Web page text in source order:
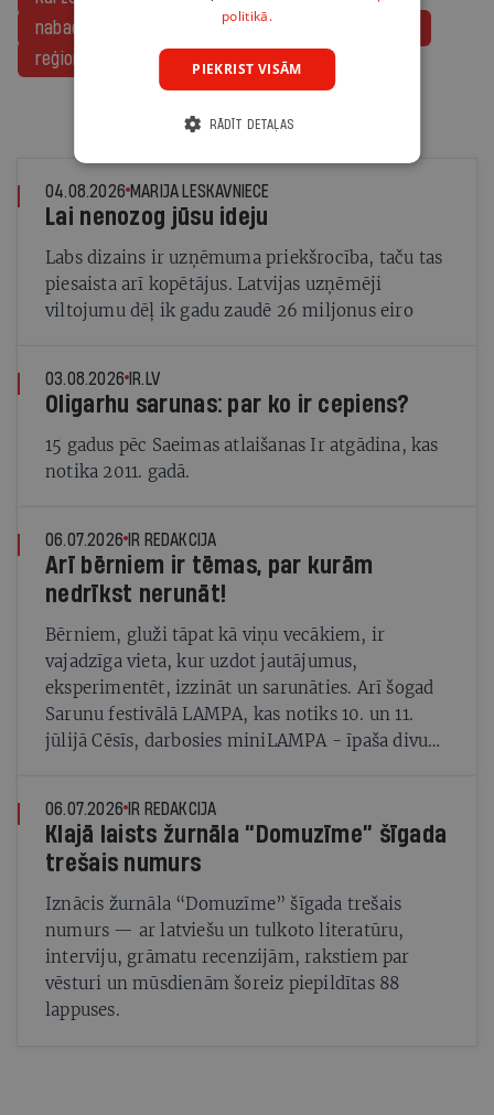
nabadzība
ekonomika
reģioni
Tev varētu interesēt
04.08.2026 MARIJA LESKAVNIECE
Lai nenozog jūsu ideju
Labs dizains ir uzņēmuma priekšrocība, taču tas
piesaista arī kopētājus. Latvijas uzņēmēji
viltojumu dēļ ik gadu zaudē 26 miljonus eiro
03.08.2026 IR.LV
Oligarhu sarunas: par ko ir cepiens?
15 gadus pēc Saeimas atlaišanas Ir atgādina, kas
notika 2011. gadā.
06.07.2026 IR REDAKCIJA
Arī bērniem ir tēmas, par kurām
nedrīkst nerunāt!
Bērniem, gluži tāpat kā viņu vecākiem, ir
vajadzīga vieta, kur uzdot jautājumus,
eksperimentēt, izzināt un sarunāties. Arī šogad
Sarunu festivālā LAMPA, kas notiks 10. un 11.
jūlijā Cēsīs, darbosies miniLAMPA - īpaša divu
arī sarunas, izrādes un kopīgi atklājumi, kas
palīdz paskatīties uz pasauli mazliet citādi.
06.07.2026 IR REDAKCIJA
Klajā laists žurnāla “Domuzīme” šīgada
trešais numurs
Iznācis žurnāla “Domuzīme” šīgada trešais
numurs — ar latviešu un tulkoto literatūru,
interviju, grāmatu recenzijām, rakstiem par
vēsturi un mūsdienām šoreiz piepildītas 88
lappuses.
politikā.
PIEKRIST VISĀM
RĀDĪT DETAĻAS